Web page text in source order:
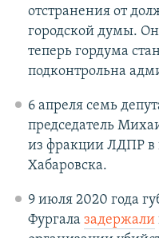
отстранения от
городской думы.
теперь гордума
подконтрольна
6 апреля семь
председатель
из фракции ЛДПР в
Хабаровска.
9 июля 2020 года
Фургала задержали